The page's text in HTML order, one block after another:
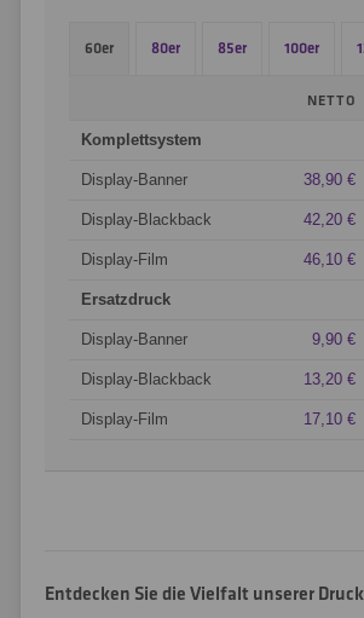
60er 80er 85er 100er
NETTO
Komplettsystem
Display-Banner 38,90 €
Display-Blackback 42,20 €
Display-Film 46,10 €
Ersatzdruck
Display-Banner 9,90 €
Display-Blackback 13,20 €
Display-Film 17,10 €
Entdecken Sie die Vielfalt unserer